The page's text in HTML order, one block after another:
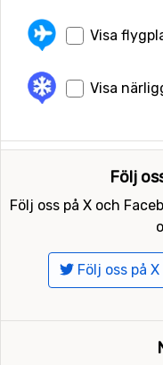
Visa
Visa
Följ
Följ oss på X och
Följ oss på X